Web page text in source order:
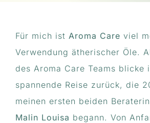
Über mich
Aromaöle
Therapie
Für mich ist Aroma Care viel
Verwendung ätherischer Öle.
des Aroma Care Teams blicke
spannende Reise zurück, die
meinen ersten beiden
Malin Louisa begann. Von